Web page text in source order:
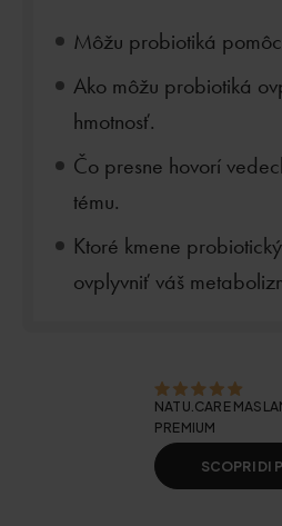
Môžu probiotiká
Ako môžu probiotiká
hmotnosť.
Čo presne hovorí
tému.
Ktoré kmene
ovplyvniť váš
NATU.CARE
PREMIUM
SCOPRI DI